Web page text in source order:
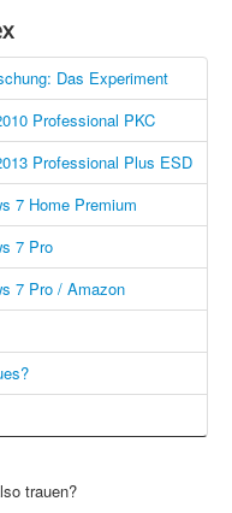
Das Experiment
Professional PKC
Professional Plus ESD
7 Home Premium
7 Pro
7 Pro / Amazon
trauen?